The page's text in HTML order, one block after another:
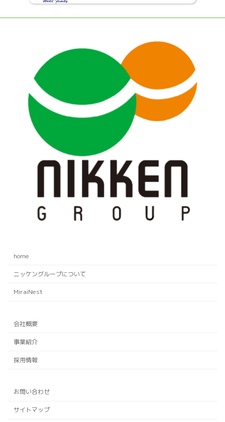
home
ニッケングループについて
MiraiNest
会社概要
事業紹介
採用情報
お問い合わせ
サイトマップ